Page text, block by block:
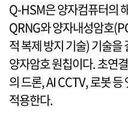
Q-HSM은 양자컴퓨터의
QRNG와 양자내성암호
적 복제 방지 기술) 기술
양자암호 원칩이다. 초연
의 드론, AI CCTV, 로봇
적용한다.